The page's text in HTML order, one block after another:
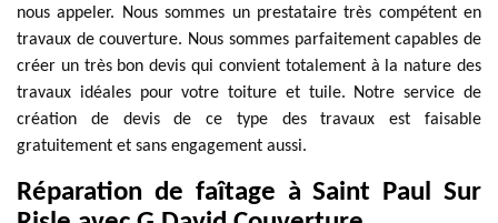
nous appeler. Nous sommes un prestataire très compétent en
travaux de couverture. Nous sommes parfaitement capables de
créer un très bon devis qui convient totalement à la nature des
travaux idéales pour votre toiture et tuile. Notre service de
création de devis de ce type des travaux est faisable
gratuitement et sans engagement aussi.
Réparation de faîtage à Saint Paul Sur